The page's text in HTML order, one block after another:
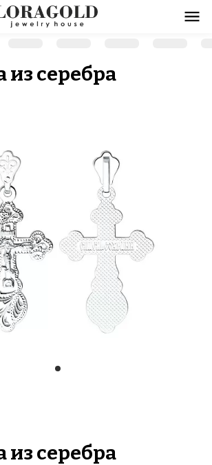
из серебра
из серебра